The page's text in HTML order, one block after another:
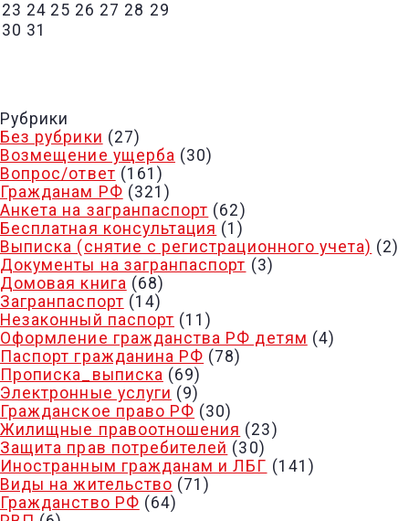
23 24 25 26 27 28 29
30 31
Рубрики
Без рубрики (27)
Возмещение ущерба (30)
Вопрос/ответ (161)
Гражданам РФ (321)
Анкета на загранпаспорт (62)
Бесплатная консультация (1)
Выписка (снятие с регистрационного учета) (2)
Документы на загранпаспорт (3)
Домовая книга (68)
Загранпаспорт (14)
Незаконный паспорт (11)
Оформление гражданства РФ детям (4)
Паспорт гражданина РФ (78)
Прописка_выписка (69)
Электронные услуги (9)
Гражданское право РФ (30)
Жилищные правоотношения (23)
Защита прав потребителей (30)
Иностранным гражданам и ЛБГ (141)
Виды на жительство (71)
Гражданство РФ (64)